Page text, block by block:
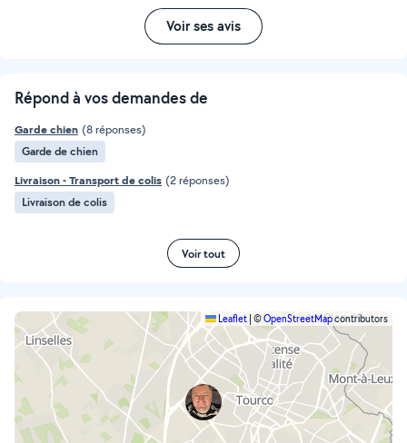
Voir ses avis
Répond à vos demandes de
Garde chien (8 réponses)
Garde de chien
Livraison - Transport de colis (2 réponses)
Livraison de colis
Voir tout
Leaflet ©OpenStreetMapcontributors